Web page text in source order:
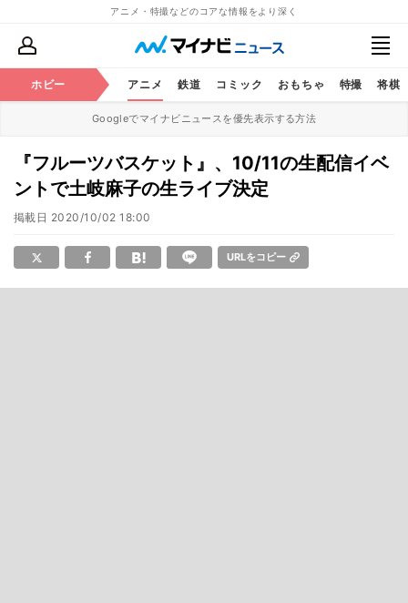
アニメ・特撮などのコアな情報をより深く
ホビー アニメ 鉄道 コミック おもちゃ 特撮 将棋
Googleでマイナビニュースを優先表示する方法
『フルーツバスケット』、10/11の生配信イベ
ントで土岐麻子の生ライブ決定
掲載日 2020/10/02 18:00
URLをコピー